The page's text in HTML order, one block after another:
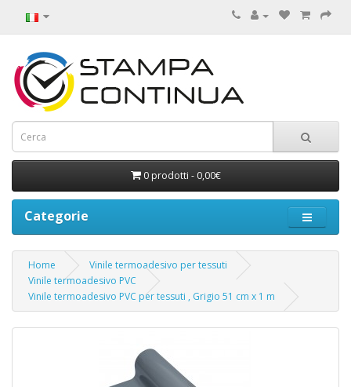
0 prodotti - 0,00€
Categorie
Home
Vinile termoadesivo per tessuti
Vinile termoadesivo PVC
Vinile termoadesivo PVC per tessuti , Grigio 51 cm x 1 m